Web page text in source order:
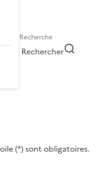
Rechercher
(*) sont obligatoires.